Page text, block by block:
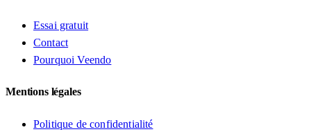
Essai gratuit
Contact
Pourquoi Veendo
Mentions légales
Politique de confidentialité